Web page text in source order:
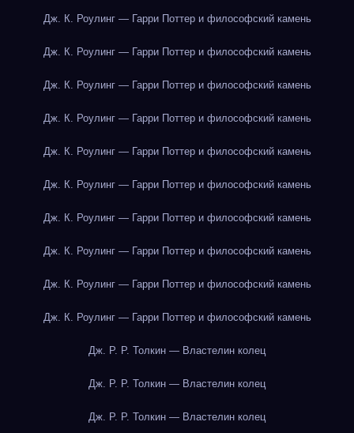
Дж. К. Роулинг — Гарри Поттер и философский камень
Дж. К. Роулинг — Гарри Поттер и философский камень
Дж. К. Роулинг — Гарри Поттер и философский камень
Дж. К. Роулинг — Гарри Поттер и философский камень
Дж. К. Роулинг — Гарри Поттер и философский камень
Дж. К. Роулинг — Гарри Поттер и философский камень
Дж. К. Роулинг — Гарри Поттер и философский камень
Дж. К. Роулинг — Гарри Поттер и философский камень
Дж. К. Роулинг — Гарри Поттер и философский камень
Дж. К. Роулинг — Гарри Поттер и философский камень
Дж. Р. Р. Толкин — Властелин колец
Дж. Р. Р. Толкин — Властелин колец
Дж. Р. Р. Толкин — Властелин колец